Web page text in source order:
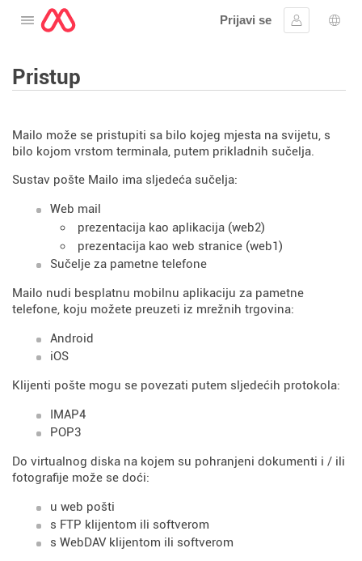
Otvorite izbornik
Prijavi se
Prijaviti se
Pristup
Mailo može se pristupiti sa bilo kojeg mjesta na svijetu, s
bilo kojom vrstom terminala, putem prikladnih sučelja.
Sustav pošte Mailo ima sljedeća sučelja:
Web mail
prezentacija kao aplikacija (web2)
prezentacija kao web stranice (web1)
Sučelje za pametne telefone
Mailo nudi besplatnu mobilnu aplikaciju za pametne
telefone, koju možete preuzeti iz mrežnih trgovina:
Android
iOS
Klijenti pošte mogu se povezati putem sljedećih protokola:
IMAP4
POP3
Do virtualnog diska na kojem su pohranjeni dokumenti i / ili
fotografije može se doći:
u web pošti
s FTP klijentom ili softverom
s WebDAV klijentom ili softverom